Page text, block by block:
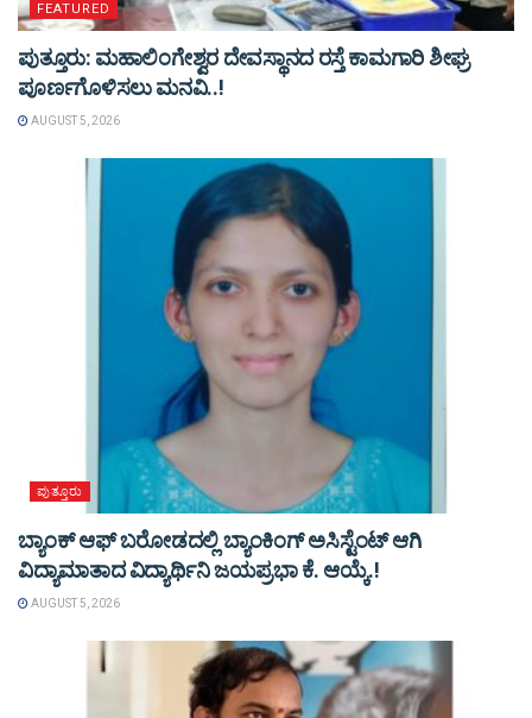
FEATURED
ಪುತ್ತೂರು: ಮಹಾಲಿಂಗೇಶ್ವರ ದೇವಸ್ಥಾನದ ರಸ್ತೆ ಕಾಮಗಾರಿ ಶೀಘ್ರ
ಪೂರ್ಣಗೊಳಿಸಲು ಮನವಿ..!
AUGUST 5, 2026
ಪುತ್ತೂರು
ಬ್ಯಾಂಕ್ ಆಫ್ ಬರೋಡದಲ್ಲಿ ಬ್ಯಾಂಕಿಂಗ್ ಅಸಿಸ್ಟೆಂಟ್ ಆಗಿ
ವಿದ್ಯಾಮಾತಾದ ವಿದ್ಯಾರ್ಥಿನಿ ಜಯಪ್ರಭಾ ಕೆ. ಆಯ್ಕೆ.!
AUGUST 5, 2026